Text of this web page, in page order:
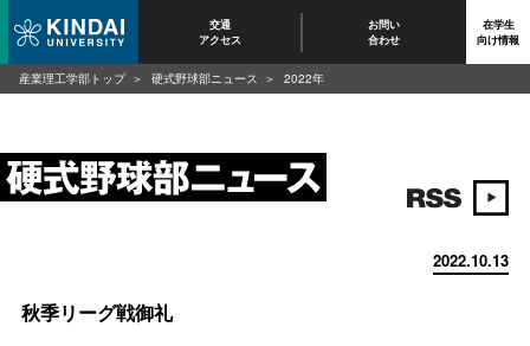
交通
アクセス
お問い
合わせ
在学生
向け情報
2022.10.13
秋季リーグ戦御礼
産業理工学部トップ 硬式野球部ニュース 2022年